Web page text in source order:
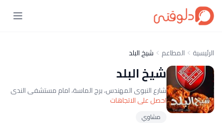
الرئيسية المطاعم شيخ البلد
شيخ البلد
شارع النبوى المهندس، برج الماسة، امام مستشفى الندى
احصل على الاتجاهات
مشاوي